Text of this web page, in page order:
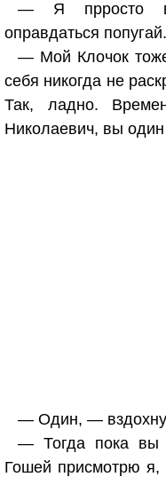
— Я прросто
оправдаться попугай.
— Мой Клочок
себя никогда не
Так, ладно.
Николаевич, вы
— Один, —
— Тогда пока вы
Гошей присмотрю я,